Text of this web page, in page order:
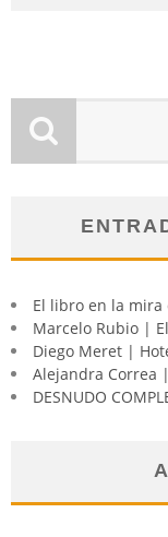
El libro en la mira
Marcelo Rubio |
Diego Meret |
Alejandra Correa
DESNUDO